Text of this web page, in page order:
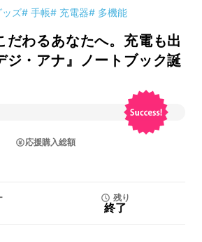
ズ# 手帳# 充電器# 多機能
だわるあなたへ。充電も出
ジ・アナ』ノートブック誕
応援購入総額
残り
終了